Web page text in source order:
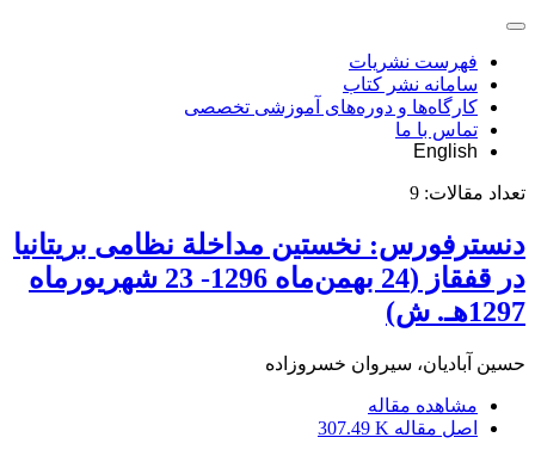
فهرست نشریات
سامانه نشر کتاب
کارگاه‌ها و دوره‌های آموزشی تخصصی
تماس با ما
English
تعداد مقالات: 9
دنسترفورس: نخستین مداخلة نظامی بریتانیا
در قفقاز (24 بهمن‌ماه 1296- 23 شهریورماه
1297هـ. ش)
حسین آبادیان، سیروان خسروزاده
مشاهده مقاله
اصل مقاله 307.49 K